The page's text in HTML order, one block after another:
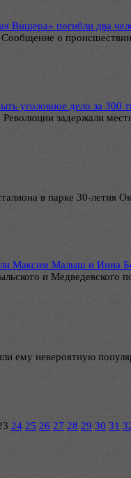
Вишера» погибли два
о
уголовное дело за 300
задержали
в парке 30-
Максим Малыш и Инна
и
ему невероятную
24 25 26 27 28 29 30 31